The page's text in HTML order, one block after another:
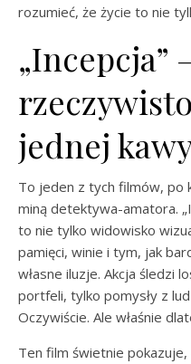
rozumieć, że życie to nie
„Incepcja”
jednej
To jeden z tych filmów, po
miną detektywa-amatora.
to nie tylko widowisko
pamięci, winie i tym, jak
własne iluzje. Akcja śledzi
portfeli, tylko pomysły z
Oczywiście. Ale właśnie
Ten film świetnie pokazuje,